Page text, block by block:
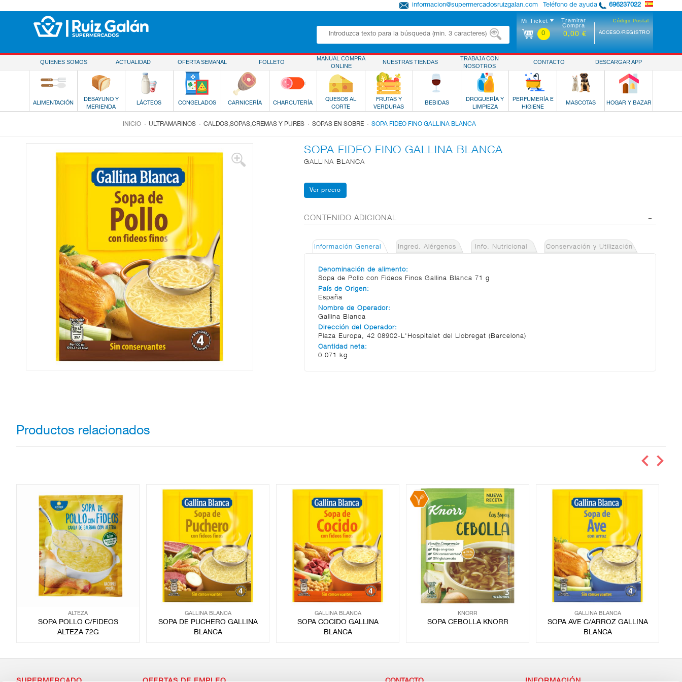
Teléfono de ayuda 696237022
informacion@supermercadosruizgalan.com
Código Postal
ACCESO/REGISTRO
Mi Ticket
0
Tramitar
Compra
0,00 €
QUIENES SOMOS ACTUALIDAD OFERTA SEMANAL FOLLETO
MANUAL COMPRA
ONLINE
NUESTRAS TIENDAS
TRABAJA CON
NOSOTROS
CONTACTO DESCARGAR APP
ALIMENTACIÓN
DESAYUNO Y
MERIENDA
LÁCTEOS CONGELADOS CARNICERÍA CHARCUTERÍA
QUESOS AL
CORTE
FRUTAS Y
VERDURAS
BEBIDAS
DROGUERÍA Y
LIMPIEZA
PERFUMERÍA E
HIGIENE
MASCOTAS HOGAR Y BAZAR
INICIO . ULTRAMARINOS . CALDOS,SOPAS,CREMAS Y PURES . SOPAS EN SOBRE . SOPA FIDEO FINO GALLINA BLANCA
SOPA FIDEO FINO GALLINA BLANCA
GALLINA BLANCA
CONTENIDO ADICIONAL
Información General Ingred. Alérgenos Info. Nutricional Conservación y Utilización
Denominación de alimento:
Sopa de Pollo con Fideos Finos Gallina Blanca 71 g
País de Origen:
España
Nombre de Operador:
Gallina Blanca
Dirección del Operador:
Plaza Europa, 42 08902-L'Hospitalet del Llobregat (Barcelona)
Cantidad neta:
0.071 kg
Productos relacionados
ALTEZA
SOPA POLLO C/FIDEOS
ALTEZA 72G
GALLINA BLANCA
SOPA DE PUCHERO GALLINA
BLANCA
GALLINA BLANCA
SOPA COCIDO GALLINA
BLANCA
KNORR
SOPA CEBOLLA KNORR
GALLINA BLANCA
SOPA AVE C/ARROZ GALLINA
BLANCA